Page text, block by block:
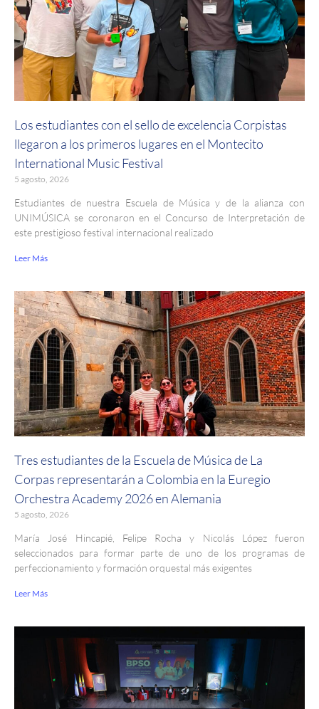
Los estudiantes con el sello de excelencia Corpistas
llegaron a los primeros lugares en el Montecito
International Music Festival
5 agosto, 2026
Estudiantes de nuestra Escuela de Música y de la alianza con
UNIMÚSICA se coronaron en el Concurso de Interpretación de
este prestigioso festival internacional realizado
Leer Más
Tres estudiantes de la Escuela de Música de La
Corpas representarán a Colombia en la Euregio
Orchestra Academy 2026 en Alemania
5 agosto, 2026
María José Hincapié, Felipe Rocha y Nicolás López fueron
seleccionados para formar parte de uno de los programas de
perfeccionamiento y formación orquestal más exigentes
Leer Más